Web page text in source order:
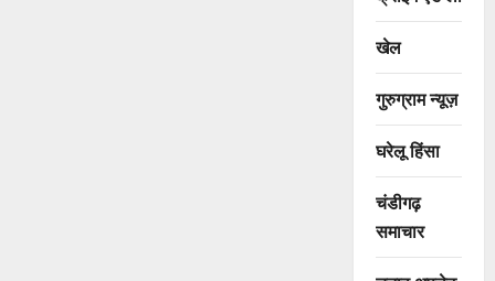
खेल
गुरुग्राम न्यूज़
घरेलू हिंसा
चंडीगढ़
समाचार